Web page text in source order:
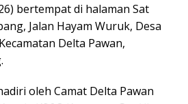
bertempat di halaman Sat
Jalan Hayam Wuruk, Desa
Delta Pawan,
oleh Camat Delta Pawan